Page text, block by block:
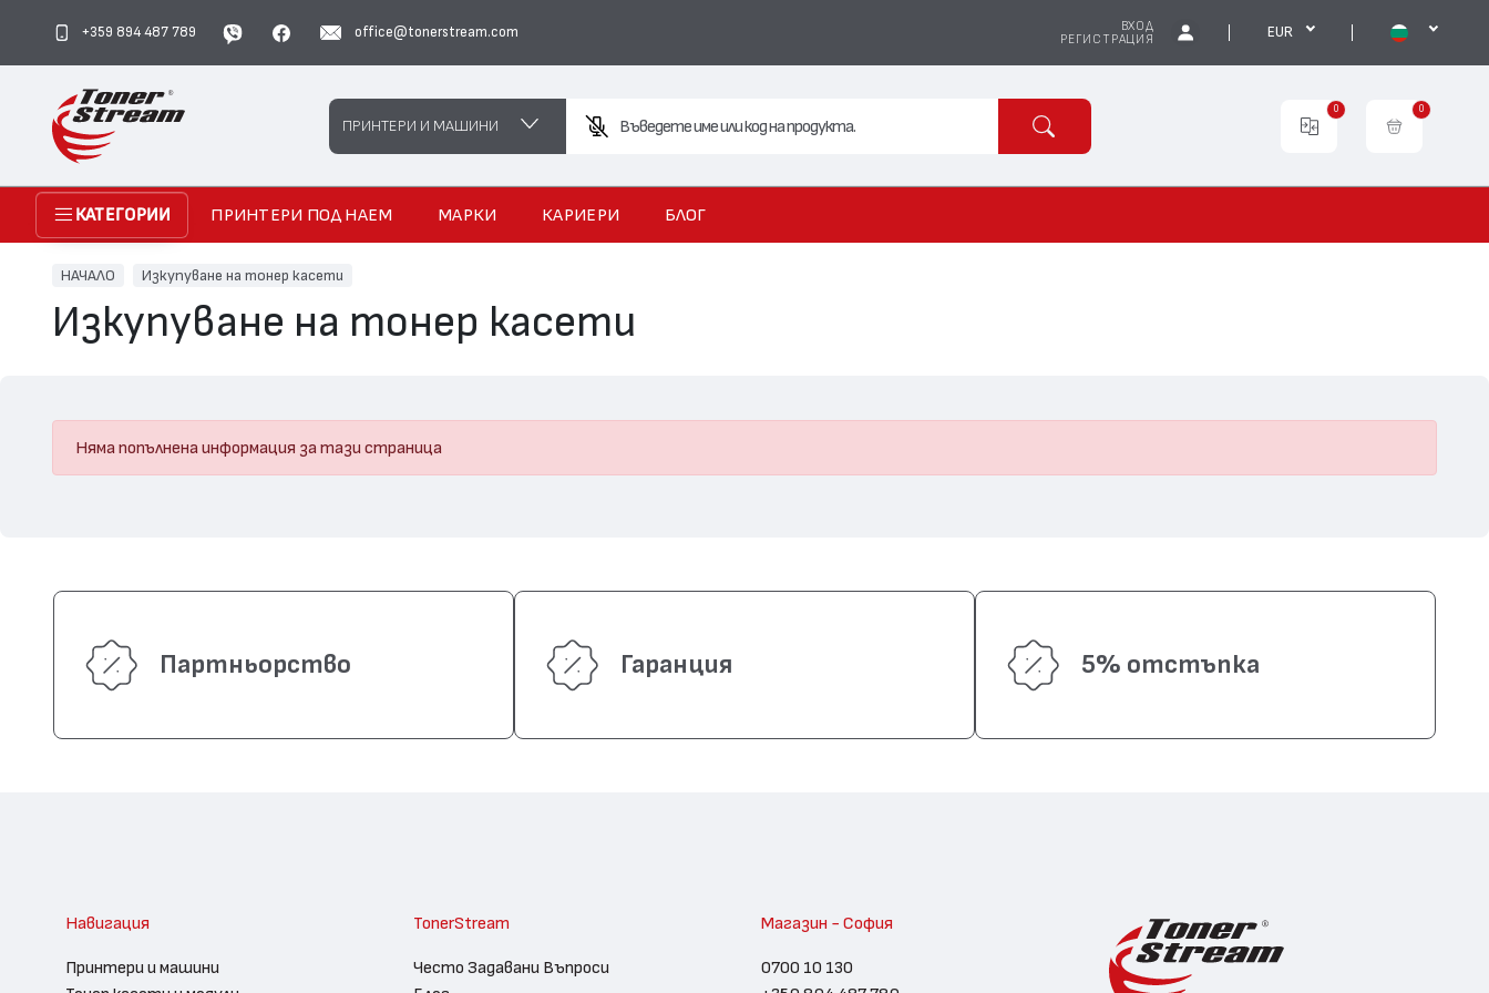
ВХОД
РЕГИСТРАЦИЯ
EUR
+359 894 487 789 office@tonerstream.com
Search
Въведете име или код на продукта.
ПРИНТЕРИ И МАШИНИ
0 0
КАТЕГОРИИ ПРИНТЕРИ ПОД НАЕМ МАРКИ КАРИЕРИ БЛОГ
НАЧАЛО Изкупуване на тонер касети
Изкупуване на тонер касети
Няма попълнена информация за тази страница
Партньорство Гаранция 5% отстъпка
Навигация
Принтери и машини
TonerStream
Често Задавани Въпроси
Магазин - София
0700 10 130